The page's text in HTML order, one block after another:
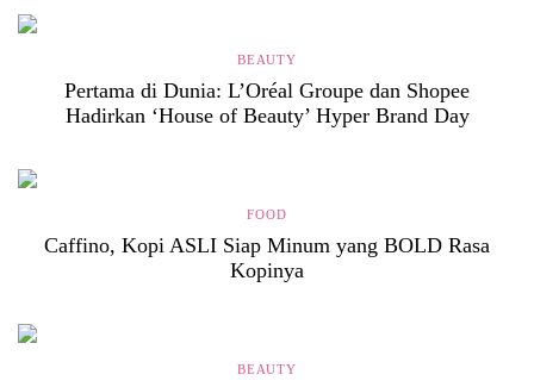
BEAUTY
Pertama di Dunia: L’Oréal Groupe dan Shopee
Hadirkan ‘House of Beauty’ Hyper Brand Day
FOOD
Caffino, Kopi ASLI Siap Minum yang BOLD Rasa
Kopinya
BEAUTY